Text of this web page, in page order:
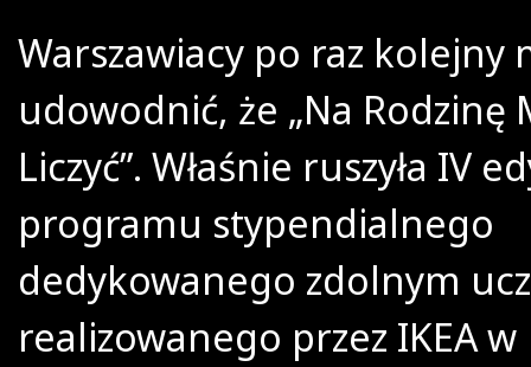
Warszawiacy po raz kolejny
udowodnić, że „Na Rodzinę
Liczyć”. Właśnie ruszyła IV
programu stypendialnego
dedykowanego zdolnym
realizowanego przez IKEA w